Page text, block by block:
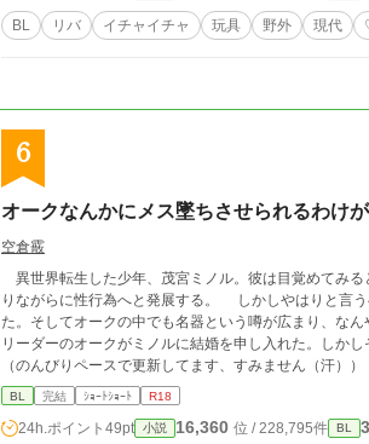
BL リバ イチャイチャ 玩具 野外 現代
6
オークなんかにメス墜ちさせられるわけが
空倉霰
異世界転生した少年、茂宮ミノル。彼は目覚めてみ
りながらに性行為へと発展する。 しかしやはりと言うべきか、ミノルがオークに敵うはずがなく。ミノルはメス墜ちしてしまっ
た。そしてオークの中でも名器という噂が広まり、なんやかん
リーダーのオークがミノルに結婚を申し入れた。しか
（のんびりペースで更新してます、すみません（汗））
BL 完結 ｼｮｰﾄｼｮｰﾄ R18
24h.ポイント 49pt 小説 16,360 位 / 228,795件 BL